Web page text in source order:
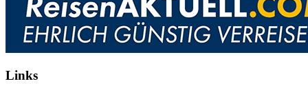
Links